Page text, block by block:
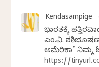
Kendasampige
ಭಾರತಕ್ಕೆ
ಎಂ.ವಿ.
ಅಮೆರಿಕಾ” ನಿಮ್ಮ
https://